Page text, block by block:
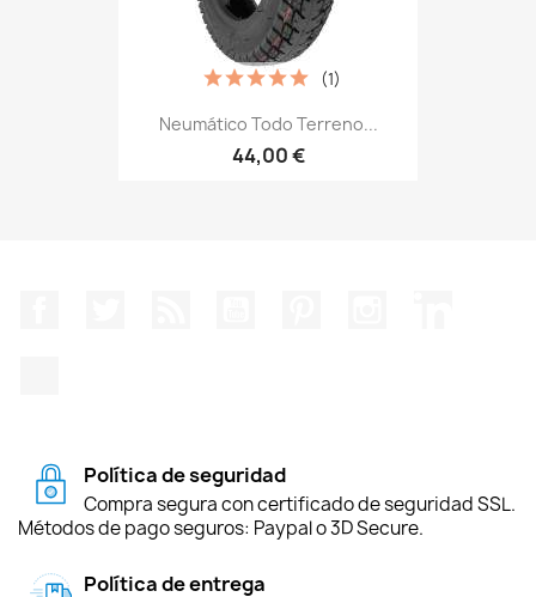
Neumático Todo Terreno...
44,00 €
(1)
Política de seguridad
Compra segura con certificado de seguridad SSL.
Métodos de pago seguros: Paypal o 3D Secure.
Política de entrega